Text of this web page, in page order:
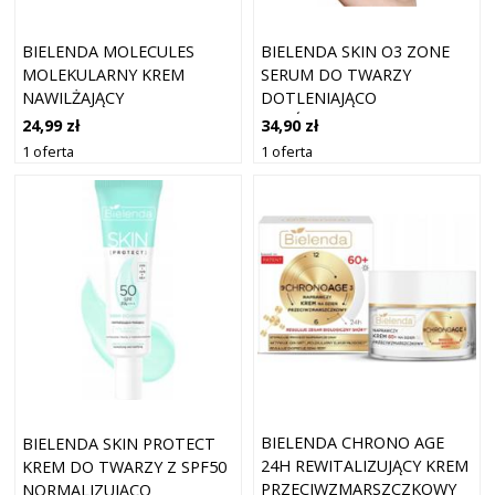
BIELENDA MOLECULES
MOLEKULARNY KREM
NAWILŻAJĄCY
24,99 zł
1 oferta
BIELENDA SKIN O3 ZONE
SERUM DO TWARZY
DOTLENIAJĄCO
ROZŚWIETLAJĄCE 2X7,5 ML
34,90 zł
1 oferta
BIELENDA SKIN PROTECT
KREM DO TWARZY Z SPF50
NORMALIZUJĄCO
BIELENDA CHRONO AGE
24H REWITALIZUJĄCY KREM
PRZECIWZMARSZCZKOWY